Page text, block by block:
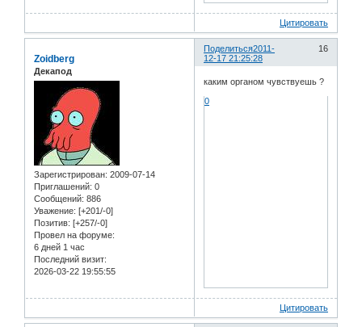
Цитировать
Поделиться 16
2011-
12-17 21:25:28
Zoidberg
Декапод
Зарегистрирован: 2009-07-14
Приглашений: 0
Сообщений: 886
Уважение: [+201/-0]
Позитив: [+257/-0]
Провел на форуме:
6 дней 1 час
Последний визит:
2026-03-22 19:55:55
каким органом чувствуешь ?
0
Цитировать